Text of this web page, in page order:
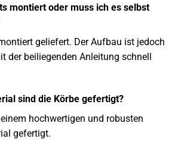
montiert oder muss ich es selbst
geliefert. Der Aufbau ist jedoch
der beiliegenden Anleitung schnell
sind die Körbe gefertigt?
hochwertigen und robusten
gefertigt.